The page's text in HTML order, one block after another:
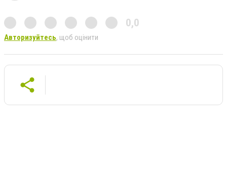
0,0
Авторизуйтесь, щоб оцінити